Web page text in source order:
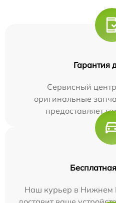
Гарантия
Сервисный
оригинальные
предоставляет
Наш курьер в Нижнем